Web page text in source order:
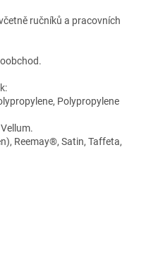
ručníků a pracovních
Polypropylene
Reemay®, Satin, Taffeta,